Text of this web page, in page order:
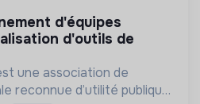
d'outils de
une association de
reconnue d’utilité publique,